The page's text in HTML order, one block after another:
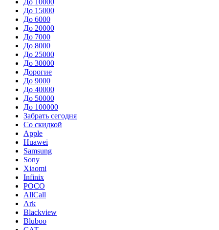
До 15000
До 6000
До 20000
До 7000
До 8000
До 25000
До 30000
Дорогие
До 9000
До 40000
До 50000
До 100000
Забрать сегодня
Со скидкой
Apple
Huawei
Samsung
Sony
Xiaomi
Infinix
POCO
AllCall
Ark
Blackview
Bluboo